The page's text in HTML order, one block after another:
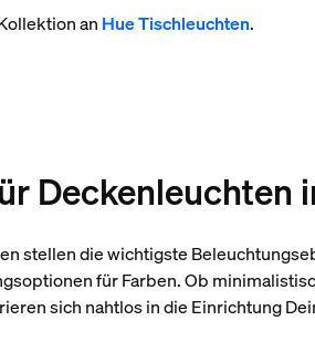
an Hue Tischleuchten.
Deckenleuchten
stellen die wichtigste
für Farben. Ob
sich nahtlos in die Einrichtung